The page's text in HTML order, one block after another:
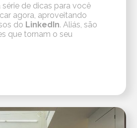
série de dicas para você
agora, aproveitando
do LinkedIn. Aliás, são
que tornam o seu